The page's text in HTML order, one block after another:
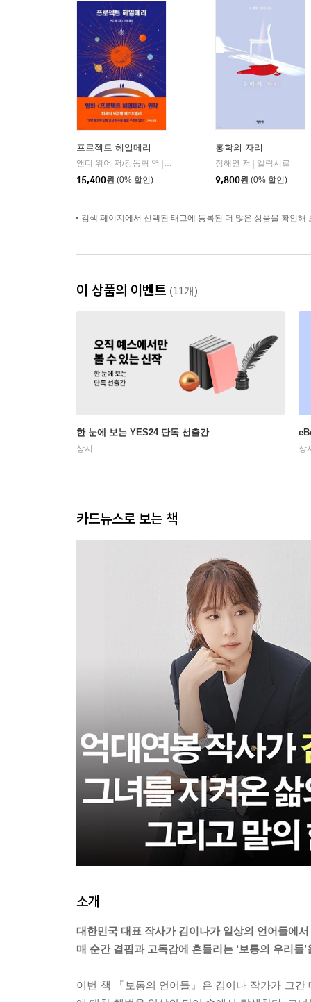
프로젝트 헤일메리
앤디 위어 저/강동혁 역
알에이치코리아(RHK)
15,400원 (0% 할인)
홍학의 자리
정해연 저
엘릭시르
9,800원 (0% 할인)
검색 페이지에서 선택된 태그에 등록된 더 많은 상품을 확인해
이 상품의 이벤트 (11개)
한 눈에 보는 YES24 단독 선출간
상시 상
카드뉴스로 보는 책
소개
대한민국 대표 작사가 김이나가 일상의 언어들에
매 순간 결핍과 고독감에 흔들리는 ‘보통의 우리들’
이번 책 『보통의 언어들』은 김이나 작가가 그